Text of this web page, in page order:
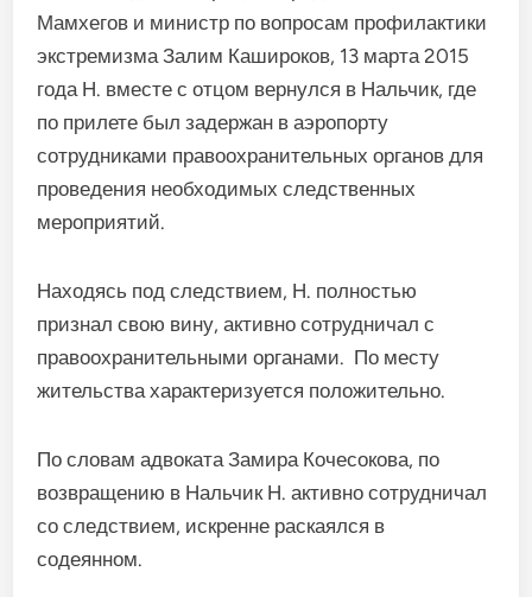
Мамхегов и министр по вопросам профилактики
экстремизма Залим Кашироков, 13 марта 2015
года Н. вместе с отцом вернулся в Нальчик, где
по прилете был задержан в аэропорту
сотрудниками правоохранительных органов для
проведения необходимых следственных
мероприятий.
Находясь под следствием, Н. полностью
признал свою вину, активно сотрудничал с
правоохранительными органами. По месту
жительства характеризуется положительно.
По словам адвоката Замира Кочесокова, по
возвращению в Нальчик Н. активно сотрудничал
со следствием, искренне раскаялся в
содеянном.